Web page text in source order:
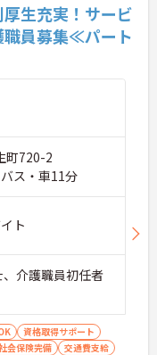
生充実！サービ
職員募集≪パート
町720-2
ス・車11分
ト
介護職員初任者
資格取得サポート
会保険完備 交通費支給